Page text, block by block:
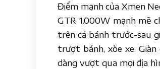
Điểm mạnh của Xmen
GTR 1.000W mạnh mẽ
trên cả bánh trước-sau
trượt bánh, xòe xe.
dàng vượt qua mọi địa